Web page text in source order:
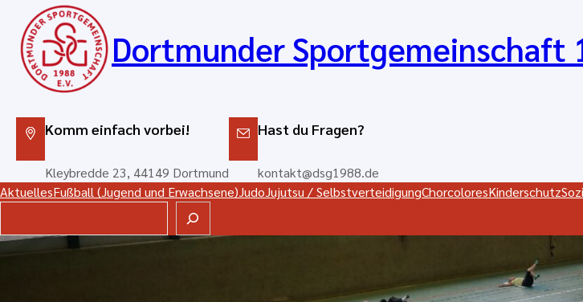
Inhalt
springen
Dortmunder Sportgemeinschaft
Komm einfach vorbei!
Kleybredde 23, 44149 Dortmund
Hast du Fragen?
kontakt@dsg1988.de
AktuellesFußball (Jugend und Erwachsene)JudoJujutsu / SelbstverteidigungChorcoloresKinderschutz